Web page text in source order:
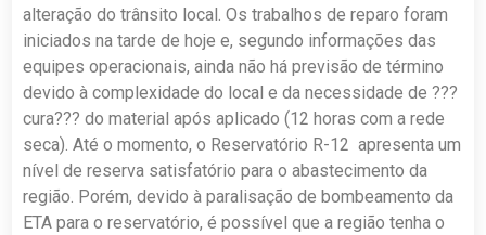
alteração do trânsito local. Os trabalhos de reparo foram
iniciados na tarde de hoje e, segundo informações das
equipes operacionais, ainda não há previsão de término
devido à complexidade do local e da necessidade de ???
cura??? do material após aplicado (12 horas com a rede
seca). Até o momento, o Reservatório R-12 apresenta um
nível de reserva satisfatório para o abastecimento da
região. Porém, devido à paralisação de bombeamento da
ETA para o reservatório, é possível que a região tenha o